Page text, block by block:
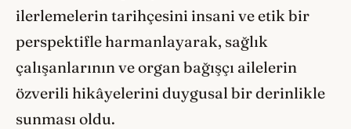
ilerlemelerin tarihçesini insani ve etik bir
perspektifle harmanlayarak, sağlık
çalışanlarının ve organ bağışçı ailelerin
özverili hikâyelerini duygusal bir derinlikle
sunması oldu.